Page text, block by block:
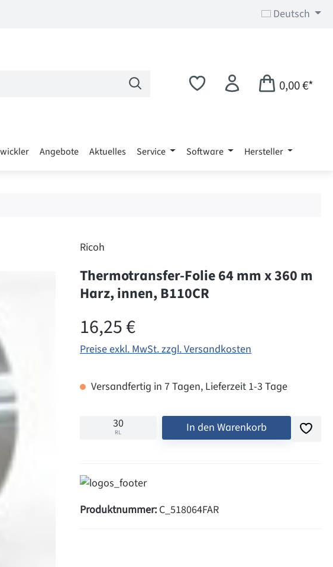
Deutsch
0,00 €*
Angebote Aktuelles Service Software Hersteller
Ricoh
Thermotransfer-Folie 64 mm x 360 m
Harz, innen, B110CR
Regulärer Preis:
16,25 €
Preise exkl. MwSt. zzgl. Versandkosten
Versandfertig in 7 Tagen, Lieferzeit 1-3 Tage
RL In den Warenkorb
Produktnummer: C_518064FAR